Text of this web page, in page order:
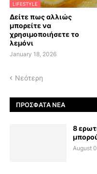
LIFESTYLE
Δείτε πως αλλιώς
μπορείτε να
χρησιμοποιήσετε το
λεμόνι
January 18, 2026
Νεότερη
ΠΡΌΣΦΑΤΑ ΝΈΑ
8
August